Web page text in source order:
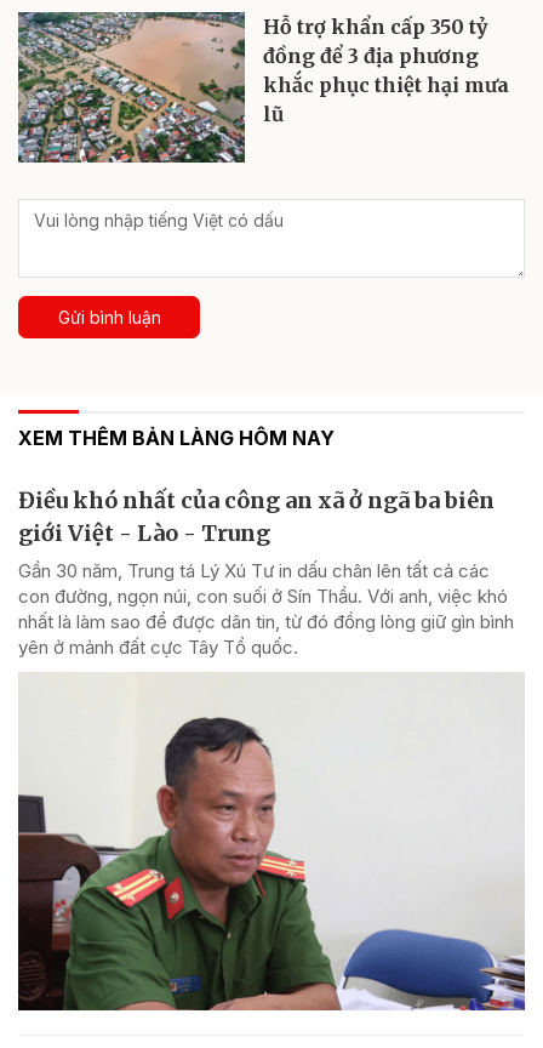
Hỗ trợ khẩn cấp 350 tỷ
đồng để 3 địa phương
khắc phục thiệt hại mưa
lũ
Gửi bình luận
XEM THÊM BẢN LÀNG HÔM NAY
Điều khó nhất của công an xã ở ngã ba biên
giới Việt - Lào - Trung
Gần 30 năm, Trung tá Lý Xú Tư in dấu chân lên tất cả các
con đường, ngọn núi, con suối ở Sín Thầu. Với anh, việc khó
nhất là làm sao để được dân tin, từ đó đồng lòng giữ gìn bình
yên ở mảnh đất cực Tây Tổ quốc.